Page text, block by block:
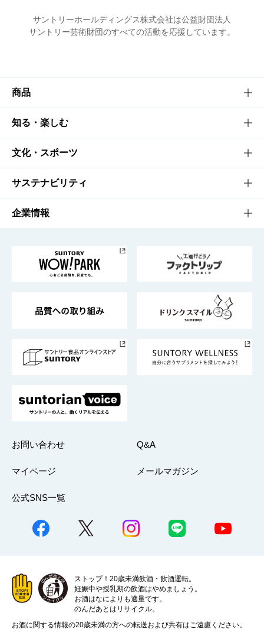
サントリーホールディングス株式会社は公益財団法人
サントリー芸術財団のすべての活動を応援しています。
商品
商品TOP
商品一覧
商品発売情報
栄養成分一覧
知る・楽しむ
知る・楽しむTOP
キャンペーン
工場見学
地域情報
文化・スポーツ
文化・スポーツTOP
サントリーホール
サントリーサンバーズ大阪
サステナビリティ
サステナビリティTOP
サントリーが考えるサステナビリティ経営
企業情報
企業概要
採用情報
お問い合わせ Q&A
マイページ メールマガジン
公式SNS一覧
ストップ！20歳未満飲酒・飲酒運転。
妊娠中や授乳期の飲酒はやめましょう。
お酒はなによりも適量です。
のんだあとはリサイクル。
お酒に関する情報の20歳未満の方への転送および共有はご遠慮ください。